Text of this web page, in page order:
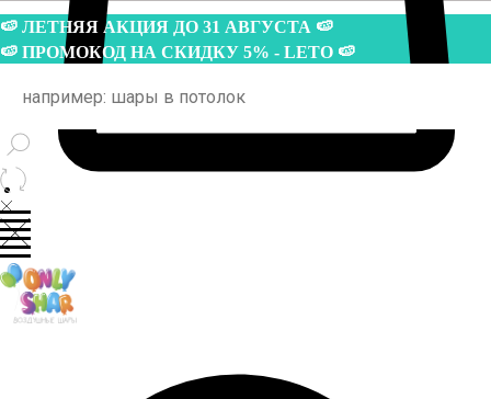
🍉 ЛЕТНЯЯ АКЦИЯ ДО 31 АВГУСТА 🍉
🍉 ПРОМОКОД НА СКИДКУ 5% - LETO 🍉